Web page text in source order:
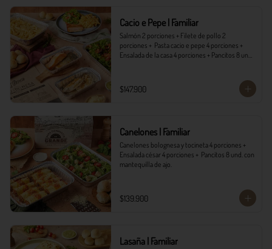
Cacio e Pepe | Familiar
Salmón 2 porciones + Filete de pollo 2
porciones +  Pasta cacio e pepe 4 porciones +
Ensalada de la casa 4 porciones + Pancitos 8 und.
$147.900
Canelones | Familiar
Canelones bolognesa y tocineta 4 porciones +
Ensalada césar 4 porciones +  Pancitos 8 und. con
mantequilla de ajo.
$139.900
Lasaña | Familiar